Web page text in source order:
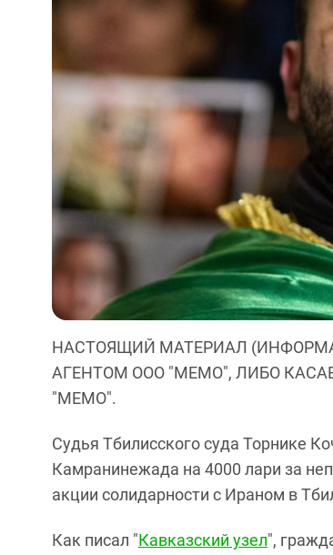
НАСТОЯЩИЙ МАТЕРИАЛ
АГЕНТОМ ООО "МЕМО", ЛИБО
"МЕМО".
Судья Тбилисского суда Торнике
Камранинежада на 4000 лари за
акции солидарности с Ираном в
Как писал "Кавказский узел",